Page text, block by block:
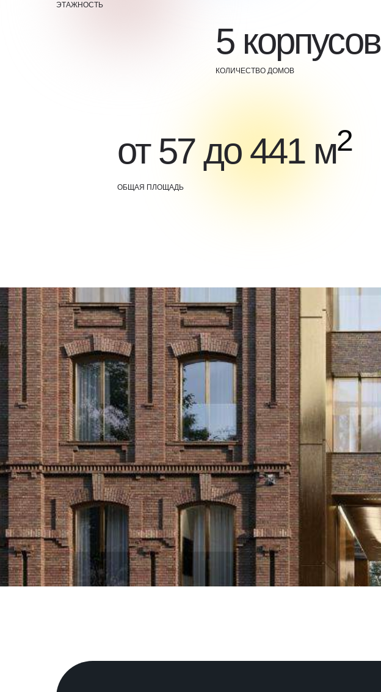
ЭТАЖНОСТЬ
5 корпусов
КОЛИЧЕСТВО ДОМОВ
от 57 до 441 м2
ОБЩАЯ ПЛОЩАДЬ